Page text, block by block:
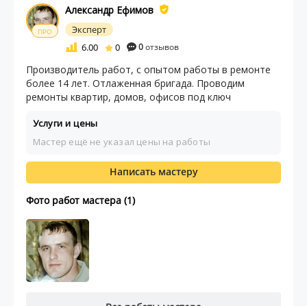
ПРО
Александр Ефимов
Эксперт
6.00
0 0отзывов
Производитель работ, с опытом работы в ремонте
более 14 лет. Отлаженная бригада. Проводим
ремонты квартир, домов, офисов под ключ
Услуги и цены
Мастер ещё не указал цены на работы
Написать мастеру
Фото работ мастера (1)